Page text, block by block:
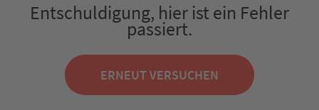
Entschuldigung, hier ist ein Fehler
passiert.
ERNEUT VERSUCHEN